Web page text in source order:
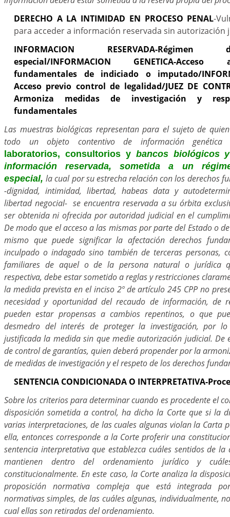
DERECHO A LA INTIMIDAD EN PROCESO PENAL-
para acceder a información reservada sin autorización
INFORMACION RESERVADA-
especial/INFORMACION GENETICA-
fundamentales de indiciado o imputado/
Acceso previo control de legalidad/JUEZ DE
Armoniza medidas de investigación y
fundamentales
Las muestras biológicas representan para el sujeto de
todo un objeto contentivo de información
laboratorios, consultorios y bancos biológicos
información reservada, sometida a un
especial,la cual por su estrecha relación con los derechos
-dignidad, intimidad, libertad, habeas data y
libertad negocial- se encuentra reservada a su órbita
ser obtenida ni ofrecida por autoridad judicial en el
De modo que el acceso a las mismas por parte del Estado o
mismo que puede significar la afectación derechos
inculpado o indagado sino también de terceras personas,
familiares de aquel o de la persona natural o jurídica
respectiva, debe estar sometido a reglas y restricciones
la medida prevista en el inciso 2º de artículo 245 CPP no
necesidad y oportunidad del recaudo de información, de
pueden estar propensas a cambios repentinos, o que
desmedro del interés de proteger la investigación, por
justificada la medida sin que medie autorización judicial. De
de control de garantías, quien deberá propender por la
de medidas de investigación y el respeto de los derechos
SENTENCIA CONDICIONADA O INTERPRETATIVA-
Sobre los criterios para determinar cuando es procedente el
disposición sometida a control, ha dicho la Corte que si la
varias interpretaciones, de las cuales algunas violan la Carta
ella, entonces corresponde a la Corte proferir una
sentencia interpretativa que establezca cuáles sentidos de la
mantienen dentro del ordenamiento jurídico y
constitucionalmente. En este caso, la Corte analiza la
proposición normativa compleja que está integrada
normativas simples, de las cuáles algunas, individualmente,
cual ellas son retiradas del ordenamiento.